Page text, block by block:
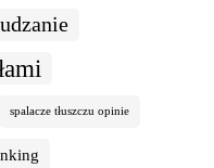
spalacze tłuszczu opinie